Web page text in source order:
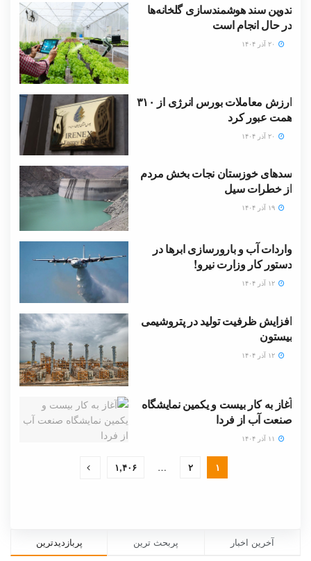
تدوین سند هوشمندسازی گلخانه‌ها
در حال انجام است
ارزش معاملات بورس انرژی از ۳۱۰
همت عبور کرد
سدهای خوزستان نجات بخش مردم
از خطرات سیل
واردات آب و بارورسازی ابر‌ها در
دستور کار وزارت نیرو!
افزایش ظرفیت تولید در پتروشیمی
بیستون
آغاز به کار بیست و یکمین نمایشگاه
صنعت آب از فردا
۱ ۲ … ۱,۴۰۶
پربازدیدترین پربحث ترین آخرین اخبار